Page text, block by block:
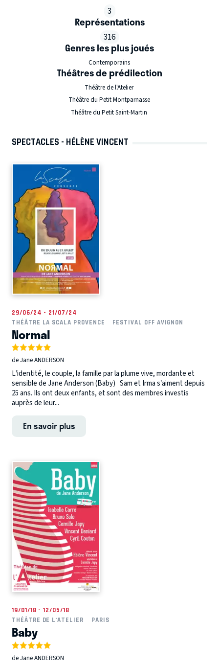
3
Représentations
316
Genres les plus joués
Contemporains
Théâtres de prédilection
Théâtre de l'Atelier
Théâtre du Petit Montparnasse
Théâtre du Petit Saint-Martin
SPECTACLES - HÉLÈNE VINCENT
29/06/24 - 21/07/24
THÉÂTRE LA SCALA PROVENCE
FESTIVAL OFF AVIGNON
Normal
de Jane ANDERSON
L’identité, le couple, la famille par la plume vive, mordante et
sensible de Jane Anderson (Baby) Sam et Irma s’aiment depuis
25 ans. Ils ont deux enfants, et sont des membres investis
auprès de leur...
En savoir plus
19/01/18 - 12/05/18
THÉÂTRE DE L'ATELIER
PARIS
Baby
de Jane ANDERSON